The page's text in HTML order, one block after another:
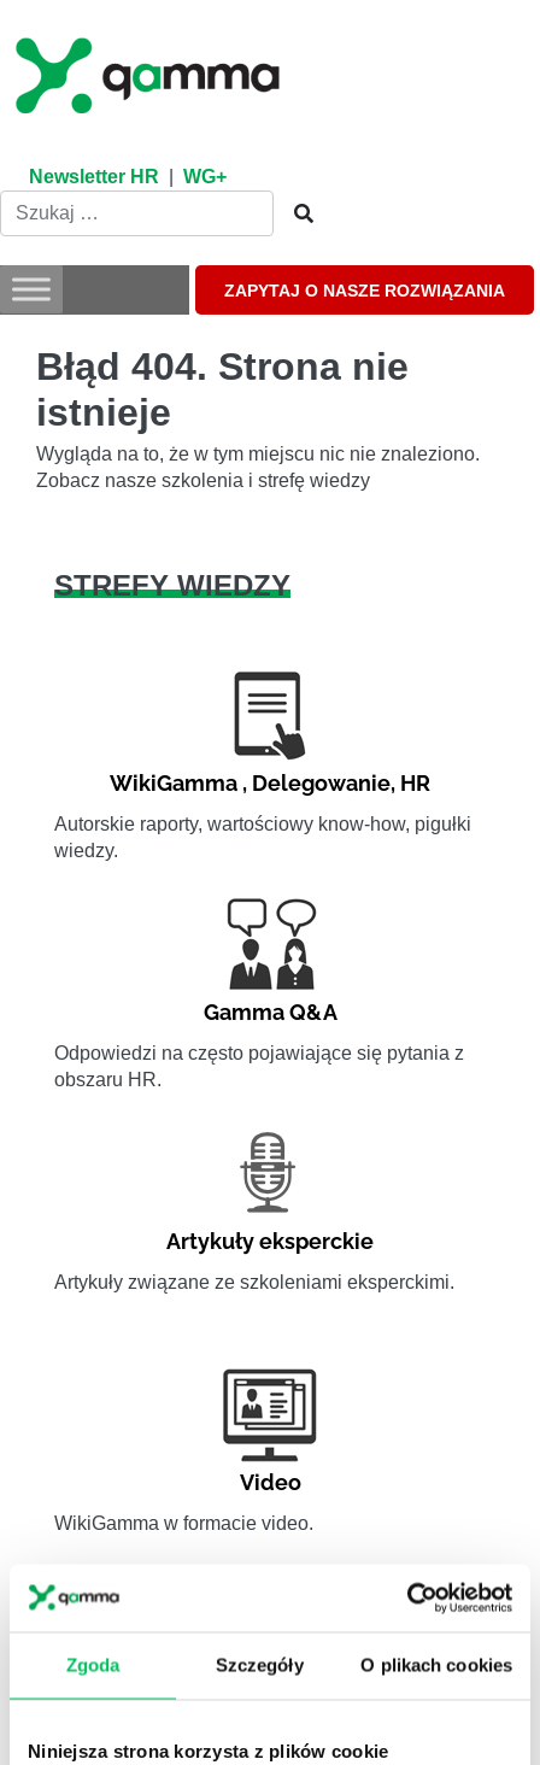
Zgoda Szczegóły O plikach cookies
Niniejsza strona korzysta z plików cookie
content
Newsletter HR WG+
ZAPYTAJ O NASZE ROZWIĄZANIA
Błąd 404. Strona nie
istnieje
Wygląda na to, że w tym miejscu nic nie znaleziono.
Zobacz nasze szkolenia i strefę wiedzy
STREFY WIEDZY
WikiGamma , Delegowanie, HR
Autorskie raporty, wartościowy know-how, pigułki
wiedzy.
Gamma Q&A
Odpowiedzi na często pojawiające się pytania z
obszaru HR.
Artykuły eksperckie
Artykuły związane ze szkoleniami eksperckimi.
Video
WikiGamma w formacie video.
zawodów.